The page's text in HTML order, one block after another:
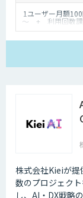
1ユーザー月額
～ + 利用回数課
株式会社Kieiが提
数のプロジェク
し、AI・DX戦略